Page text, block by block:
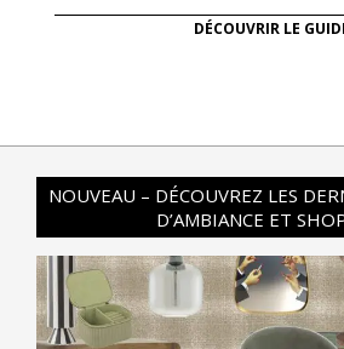
DÉCOUVRIR LE
NOUVEAU – DÉCOUVREZ LES
D’AMBIANCE ET